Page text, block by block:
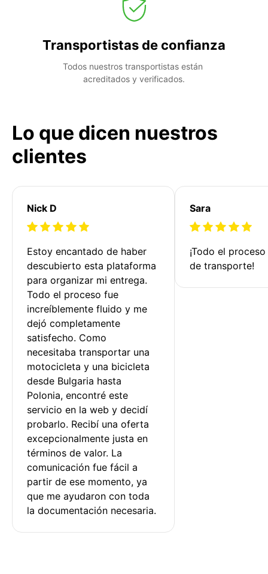
Transportistas de confianza
Todos nuestros transportistas están
acreditados y verificados.
Lo que dicen nuestros
clientes
Nick D
Estoy encantado de haber
descubierto esta plataforma
para organizar mi entrega.
Todo el proceso fue
increíblemente fluido y me
dejó completamente
satisfecho. Como
necesitaba transportar una
motocicleta y una bicicleta
desde Bulgaria hasta
Polonia, encontré este
servicio en la web y decidí
probarlo. Recibí una oferta
excepcionalmente justa en
términos de valor. La
comunicación fue fácil a
partir de ese momento, ya
que me ayudaron con toda
la documentación necesaria.
Sara
¡Todo el
de transporte!